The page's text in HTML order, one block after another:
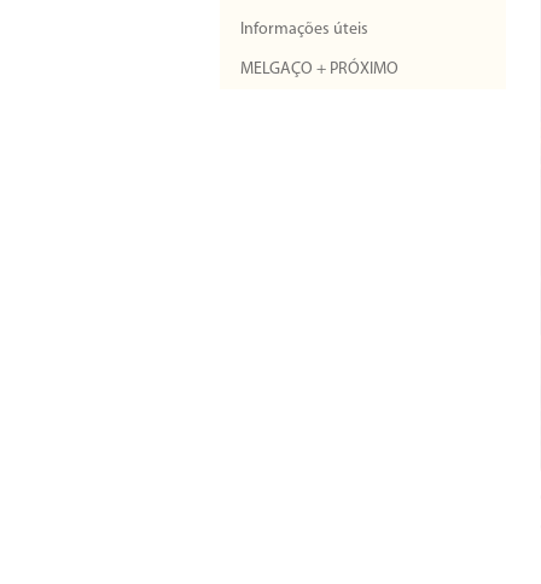
Informações úteis
MELGAÇO + PRÓXIMO